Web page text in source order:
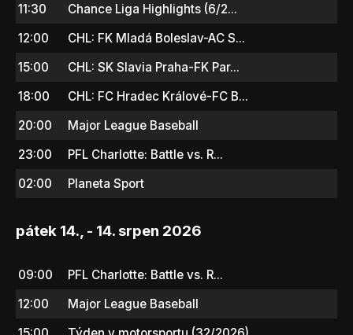
11:30
Chance Liga Highlights (6/2...
12:00
CHL: FK Mladá Boleslav-AC S...
15:00
CHL: SK Slavia Praha-FK Par...
18:00
CHL: FC Hradec Králové-FC B...
20:00
Major League Baseball
23:00
PFL Charlotte: Battle vs. R...
02:00
Planeta Sport
pátek 14., - 14. srpen 2026
09:00
PFL Charlotte: Battle vs. R...
12:00
Major League Baseball